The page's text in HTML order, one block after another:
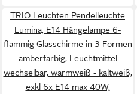
TRIO Leuchten Pendelleuchte
Lumina, E14 Hängelampe 6-
flammig Glasschirme in 3 Formen
amberfarbig, Leuchtmittel
wechselbar, warmweiß - kaltweiß,
exkl 6x E14 max 40W,